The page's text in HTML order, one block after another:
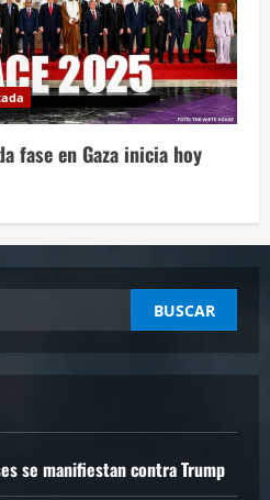
fase en Gaza inicia hoy
se manifiestan contra Trump